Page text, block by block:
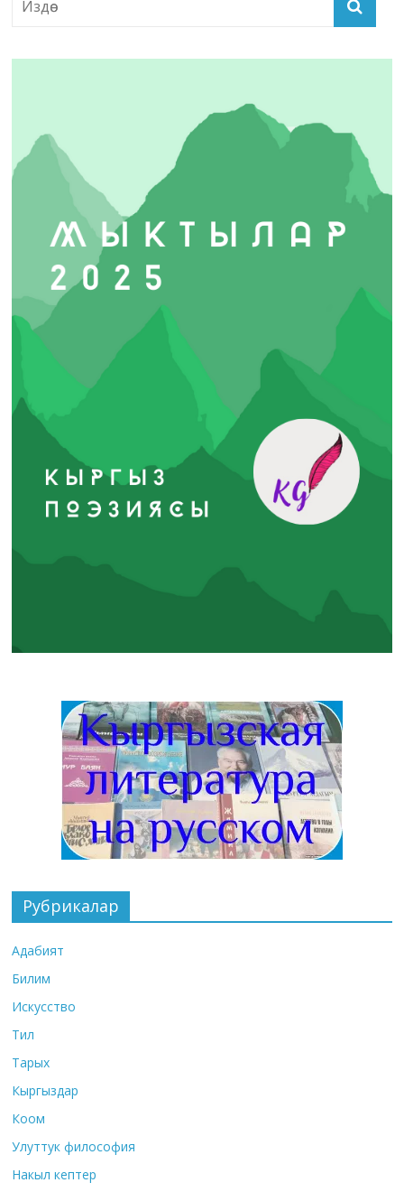
Рубрикалар
Адабият
Билим
Искусство
Тил
Тарых
Кыргыздар
Коом
Улуттук философия
Накыл кептер